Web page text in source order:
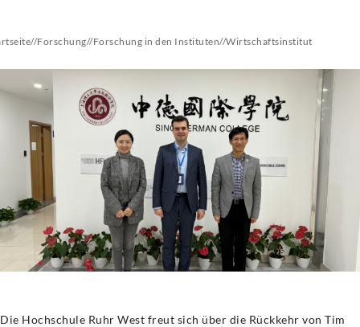
//Forschung//Forschung in den Instituten//Wirtschaftsinstitut
Die Hochschule Ruhr West freut sich über die Rückkehr von Tim